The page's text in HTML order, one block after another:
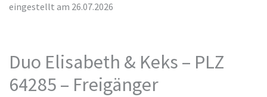
eingestellt am 26.07.2026
Duo Elisabeth & Keks – PLZ
64285 – Freigänger